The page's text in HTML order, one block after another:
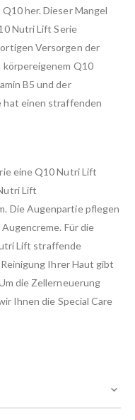
her. Dieser Mangel
Nutri Lift Serie
Versorgen der
Q10
B5 und der
hat einen straffenden
eine Q10 Nutri Lift
Lift
Die Augenpartie pflegen
Für die
Lift straffende
Ihrer Haut gibt
die Zellerneuerung
Ihnen die Special Care